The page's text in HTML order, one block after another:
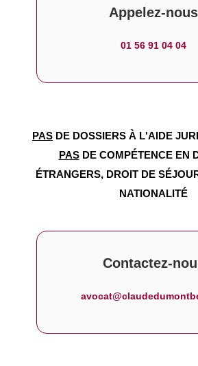
Appelez-nous
01 56 91 04 04
PAS DE DOSSIERS À L'AIDE
PASDE COMPÉTENCE EN
ÉTRANGERS, DROIT DE
NATIONALITÉ
Contactez-